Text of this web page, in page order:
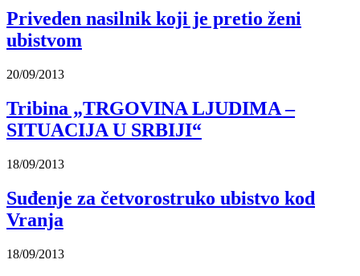
Priveden nasilnik koji je pretio ženi
ubistvom
20/09/2013
Tribina „TRGOVINA LJUDIMA –
SITUACIJA U SRBIJI“
18/09/2013
Suđenje za četvorostruko ubistvo kod
Vranja
18/09/2013